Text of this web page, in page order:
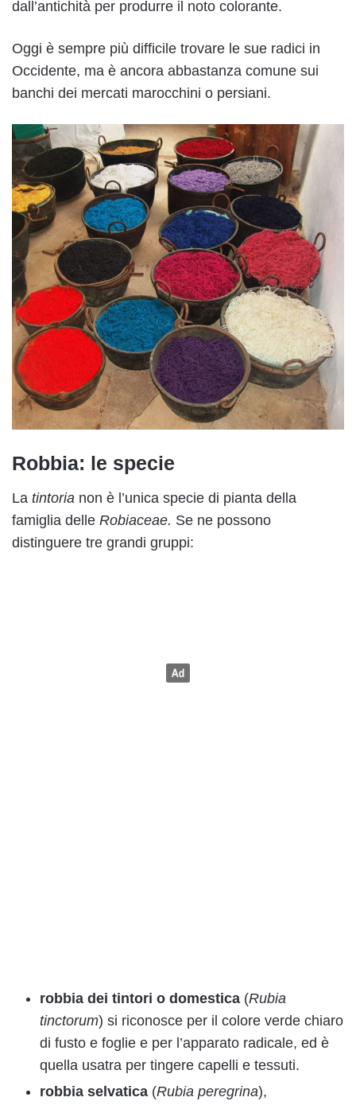
dall’antichità per produrre il noto colorante.
Oggi è sempre più difficile trovare le sue radici in
Occidente, ma è ancora abbastanza comune sui
banchi dei mercati marocchini o persiani.
Robbia: le specie
La tintoria non è l’unica specie di pianta della
famiglia delle Robiaceae. Se ne possono
distinguere tre grandi gruppi:
robbia dei tintori o domestica (Rubia
tinctorum) si riconosce per il colore verde chiaro
di fusto e foglie e per l’apparato radicale, ed è
quella usatra per tingere capelli e tessuti.
robbia selvatica (Rubia peregrina),